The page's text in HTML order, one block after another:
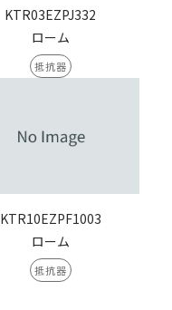
KTR03EZPJ332
ローム
抵抗器
KTR10EZPF1003
ローム
抵抗器